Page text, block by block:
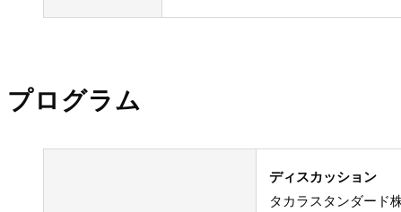
プログラム
ディスカッション
タカラスタンダー